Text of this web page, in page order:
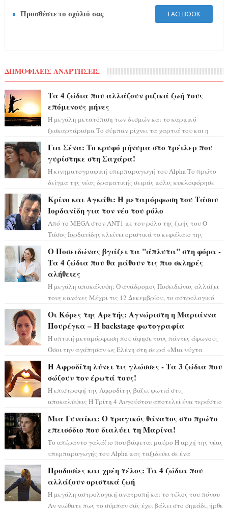
Προσθέστε το σχόλιό σας FACEBOOK
ΔΗΜΟΦΙΛΕΙΣ ΑΝΑΡΤΗΣΕΙΣ
Τα 4 ζώδια που αλλάζουν ριζικά ζωή τους
επόμενους μήνες
Η μεγάλη μετατόπιση των δεσμών και το καρμικό
ξεσκαρτάρισμα Το σύμπαν ρίχνει τα χαρτιά του και η
Για Σένα: Το κρυφό μήνυμα στο τρέιλερ που
γυρίστηκε στη Σαχάρα!
Η κινηματογραφική υπερπαραγωγή του Alpha Το πρώτο
δείγμα της νέας δραματικής σειράς μόλις κυκλοφόρησε
Κρίνο και Αγκάθι: Η μεταμόρφωση του Τάσου
Ιορδανίδη για τον νέο του ρόλο
Από το MEGA στον ΑΝΤ1 με τον ρόλο της ζωής του Ο
Τάσος Ιορδανίδης κλείνει οριστικά το κεφάλαιο της
Ο Ποσειδώνας βγάζει τα "άπλυτα" στη φόρα -
Τα 4 ζώδια που θα μάθουν τις πιο σκληρές
αλήθειες
Η μεγάλη αποκάλυψη: Ο ανάδρομος Ποσειδώνας αλλάζει
τους κανόνες Μέχρι τις 12 Δεκεμβρίου, το αστρολογικό
Οι Κόρες της Αρετής: Αγνώριστη η Μαριάννα
Πουρέγκα – H backstage φωτογραφία
Η οπτική μεταμόρφωση που άφησε τους πάντες άφωνους
Όσοι την αγάπησαν ως Ελένη στη σειρά «Μια νύχτα
Η Αφροδίτη λύνει τις γλώσσες - Τα 3 ζώδια που
σώζουν τον έρωτά τους!
Η επιστροφή της Αφροδίτης βάζει φωτιά στις
αποκαλύψεις Η Τρίτη 4 Αυγούστου αποτελεί ένα τεράστιο
Μια Γυναίκα: Ο τραγικός θάνατος στο πρώτο
επεισόδιο που διαλύει τη Μαρίνα!
Το απέραντο γαλάζιο που βάφεται μαύρο Η αρχή της νέας
υπερπαραγωγής του Alpha μας ταξιδεύει σε ένα
Προδοσίες και χρέη τέλος: Τα 4 ζώδια που
αλλάζουν οριστικά ζωή
Η μεγάλη αστρολογική ανατροπή και το τέλος του πόνου
Αν νιώθατε πως το σύμπαν σάς έχει βάλει στο σημάδι, ήρθε